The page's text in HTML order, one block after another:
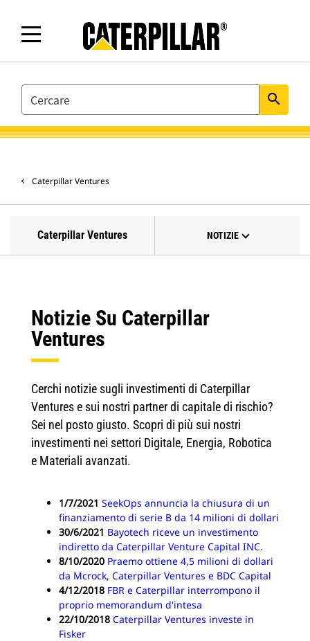
SEARCH search
Caterpillar Ventures
Caterpillar Ventures NOTIZIE
Notizie Su Caterpillar
Ventures
Cerchi notizie sugli investimenti di Caterpillar
Ventures e sui nostri partner di capitale di rischio?
Sei nel posto giusto. Scopri di più sui nostri
investimenti nei settori Digitale, Energia, Robotica
e Materiali avanzati.
1/7/2021 SeekOps annuncia la chiusura di un
finanziamento di serie B da 14 milioni di dollari
30/6/2021 Bayotech riceve un investimento
indiretto da Caterpillar Venture Capital INC.
8/10/2020 Praemo ottiene 4,5 milioni di dollari
da Mcrock, Caterpillar Ventures e BDC Capital
4/12/2018 FBR e Caterpillar interrompono il
proprio memorandum d'intesa
22/10/2018 Caterpillar Ventures investe in
Fisker